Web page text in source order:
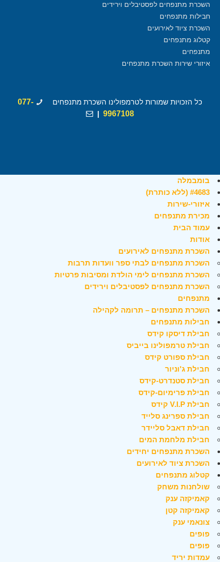
השכרת מתנפחים לפסטיבלים וירידים
חבילות מתנפחים
השכרת ציוד לאירועים
קטלוג מתנפחים
מתנפחים
איזורי שירות השכרת מתנפחים
כל הזכויות שמורות לטרמפולינו השכרת מתנפחים
077-
9967108
|
בומבמלה
#4683 (ללא כותרת)
איזורי-שירות
מכירת מתנפחים
עמוד הבית
אודות
השכרת מתנפחים לאירועים
השכרת מתנפחים לבתי ספר וועדות תרבות
השכרת מתנפחים לימי הולדת ומסיבות פרטיות
השכרת מתנפחים לפסטיבלים וירידים
מתנפחים
השכרת מתנפחים – תרומה לקהילה
חבילות מתנפחים
חבילת דיסקו קידס
חבילת טרמפולינו בייביס
חבילת ספורט קידס
חבילת ג'וניור
חבילת סטנדרט-קידס
חבילת פרימיום-קידס
חבילת V.I.P קידס
חבילת ספרינג סלייד
חבילת דאבל סליידר
חבילת מלחמת המים
השכרת מתנפחים יחידים
השכרת ציוד לאירועים
קטלוג מתנפחים
שולחנות משחק
קאמיקזה ענק
קאמיקזה קטן
צונאמי ענק
פופים
פופים
עמדות יריד